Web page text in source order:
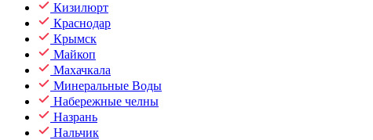
Кизилюрт
Краснодар
Крымск
Майкоп
Махачкала
Минеральные Воды
Набережные челны
Назрань
Нальчик